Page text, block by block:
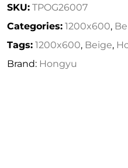
SKU: TPOG26007
Categories: 1200x600,
Tags: 1200x600, Beige,
Brand: Hongyu